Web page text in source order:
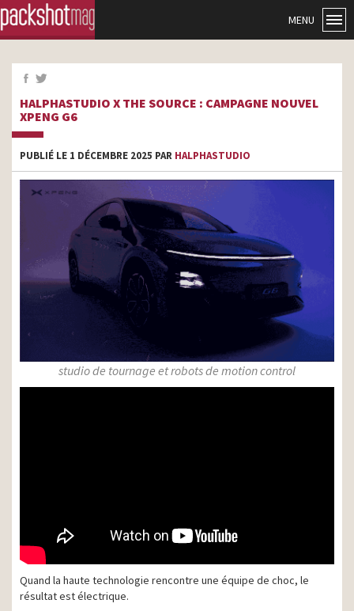
MENU
HALPHASTUDIO X THE SOURCE : CAMPAGNE NOUVEL
XPENG G6
PUBLIÉ LE 1 DÉCEMBRE 2025 PAR HALPHASTUDIO
studio de tournage et robots de motion control
Quand la haute technologie rencontre une équipe de choc, le
résultat est électrique.